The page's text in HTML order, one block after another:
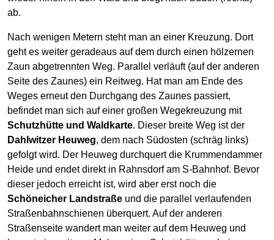
ab.
Nach wenigen Metern steht man an einer Kreuzung. Dort
geht es weiter geradeaus auf dem durch einen hölzernen
Zaun abgetrennten Weg. Parallel verläuft (auf der anderen
Seite des Zaunes) ein Reitweg. Hat man am Ende des
Weges erneut den Durchgang des Zaunes passiert,
befindet man sich auf einer großen Wegekreuzung mit
Schutzhütte und Waldkarte. Dieser breite Weg ist der
Dahlwitzer Heuweg, dem nach Südosten (schräg links)
gefolgt wird. Der Heuweg durchquert die Krummendammer
Heide und endet direkt in Rahnsdorf am S-Bahnhof. Bevor
dieser jedoch erreicht ist, wird aber erst noch die
Schöneicher Landstraße und die parallel verlaufenden
Straßenbahnschienen überquert. Auf der anderen
Straßenseite wandert man weiter auf dem Heuweg und